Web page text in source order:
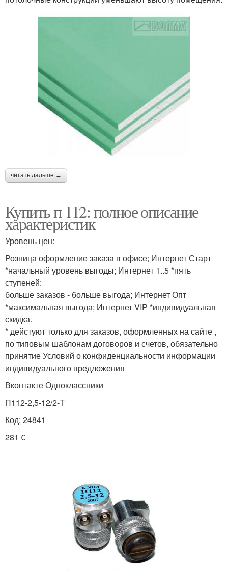
читать дальше →
Купить п 112: полное описание
характеристик
Уровень цен:
Розница оформление заказа в офисе; Интернет Старт
*начальный уровень выгоды; Интернет 1..5 *пять
ступеней:
больше заказов - больше выгода; Интернет Опт
*максимальная выгода; Интернет VIP *индивидуальная
скидка.
* дейстуют только для заказов, оформленных на сайте ,
по типовым шаблонам договоров и счетов, обяза­тель­но
принятие Условий о конфи­ден­циальности инфор­ма­ции
инди­видуаль­ного пред­ло­жения
Вконтакте Одноклассники
П112-2,5-12/2-Т
Код: 24841
281 €